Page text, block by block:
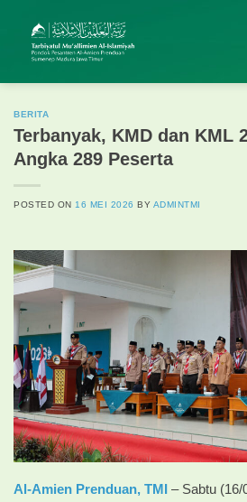
content
BERITA
Terbanyak, KMD dan KML
Angka 289 Peserta
POSTED ON 16 MEI 2026 BY ADMINTMI
Al-Amien Prenduan, TMI
– Sabtu (16/